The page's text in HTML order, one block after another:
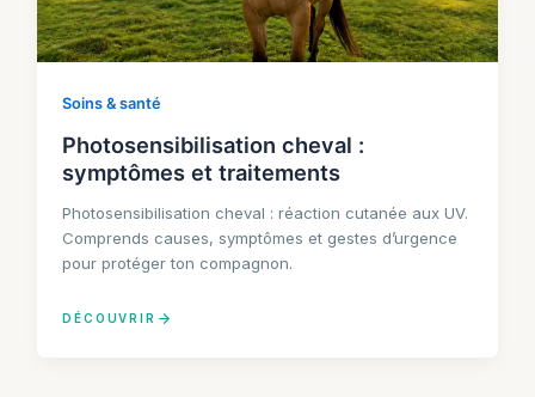
Soins & santé
Photosensibilisation cheval :
symptômes et traitements
Photosensibilisation cheval : réaction cutanée aux UV.
Comprends causes, symptômes et gestes d’urgence
pour protéger ton compagnon.
DÉCOUVRIR